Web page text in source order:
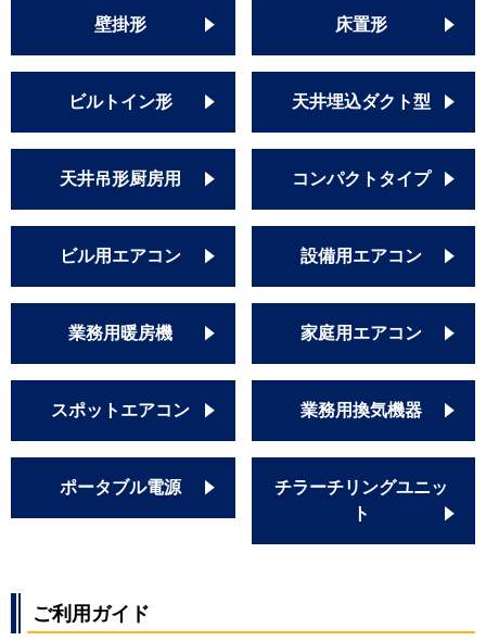
壁掛形 床置形
ビルトイン形 天井埋込ダクト型
天井吊形厨房用 コンパクトタイプ
ビル用エアコン 設備用エアコン
業務用暖房機 家庭用エアコン
スポットエアコン 業務用換気機器
ポータブル電源
チラーチリングユニッ
ト
ご利用ガイド